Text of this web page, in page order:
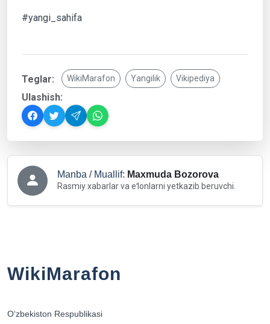
#yangi_sahifa
Teglar: WikiMarafon Yangilik Vikipediya
Ulashish:
Manba / Muallif: Maxmuda Bozorova
Rasmiy xabarlar va eʻlonlarni yetkazib beruvchi.
WikiMarafon
Oʻzbekiston Respublikasi